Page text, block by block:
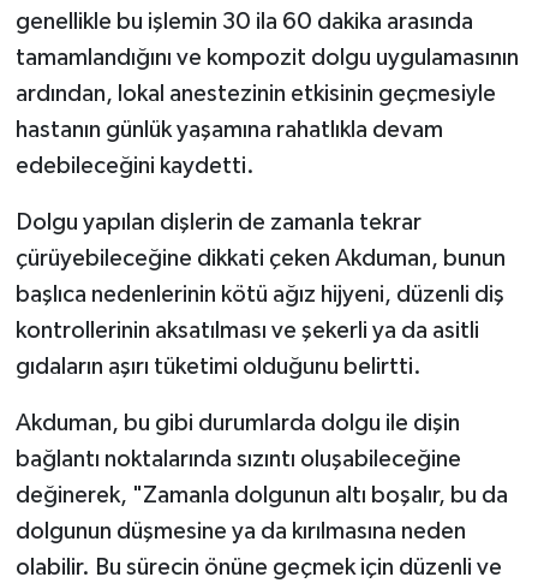
genellikle bu işlemin 30 ila 60 dakika arasında
tamamlandığını ve kompozit dolgu uygulamasının
ardından, lokal anestezinin etkisinin geçmesiyle
hastanın günlük yaşamına rahatlıkla devam
edebileceğini kaydetti.
Dolgu yapılan dişlerin de zamanla tekrar
çürüyebileceğine dikkati çeken Akduman, bunun
başlıca nedenlerinin kötü ağız hijyeni, düzenli diş
kontrollerinin aksatılması ve şekerli ya da asitli
gıdaların aşırı tüketimi olduğunu belirtti.
Akduman, bu gibi durumlarda dolgu ile dişin
bağlantı noktalarında sızıntı oluşabileceğine
değinerek, "Zamanla dolgunun altı boşalır, bu da
dolgunun düşmesine ya da kırılmasına neden
olabilir. Bu sürecin önüne geçmek için düzenli ve